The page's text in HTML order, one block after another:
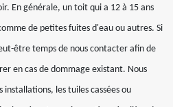
En générale, un toit qui a 12 à 15 ans
de petites fuites d'eau ou autres. Si
être temps de nous contacter afin de
en cas de dommage existant. Nous
installations, les tuiles cassées ou